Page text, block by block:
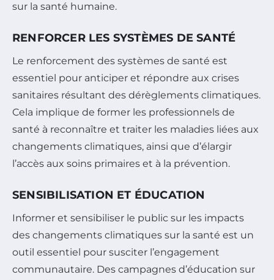
sur la santé humaine.
RENFORCER LES SYSTÈMES DE SANTÉ
Le renforcement des systèmes de santé est
essentiel pour anticiper et répondre aux crises
sanitaires résultant des dérèglements climatiques.
Cela implique de former les professionnels de
santé à reconnaître et traiter les maladies liées aux
changements climatiques, ainsi que d’élargir
l’accès aux soins primaires et à la prévention.
SENSIBILISATION ET ÉDUCATION
Informer et sensibiliser le public sur les impacts
des changements climatiques sur la santé est un
outil essentiel pour susciter l’engagement
communautaire. Des campagnes d’éducation sur